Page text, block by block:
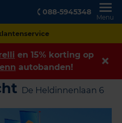
088-5945348
Menu
en 15% korting op
autobanden!
De Heldinnenlaan 6